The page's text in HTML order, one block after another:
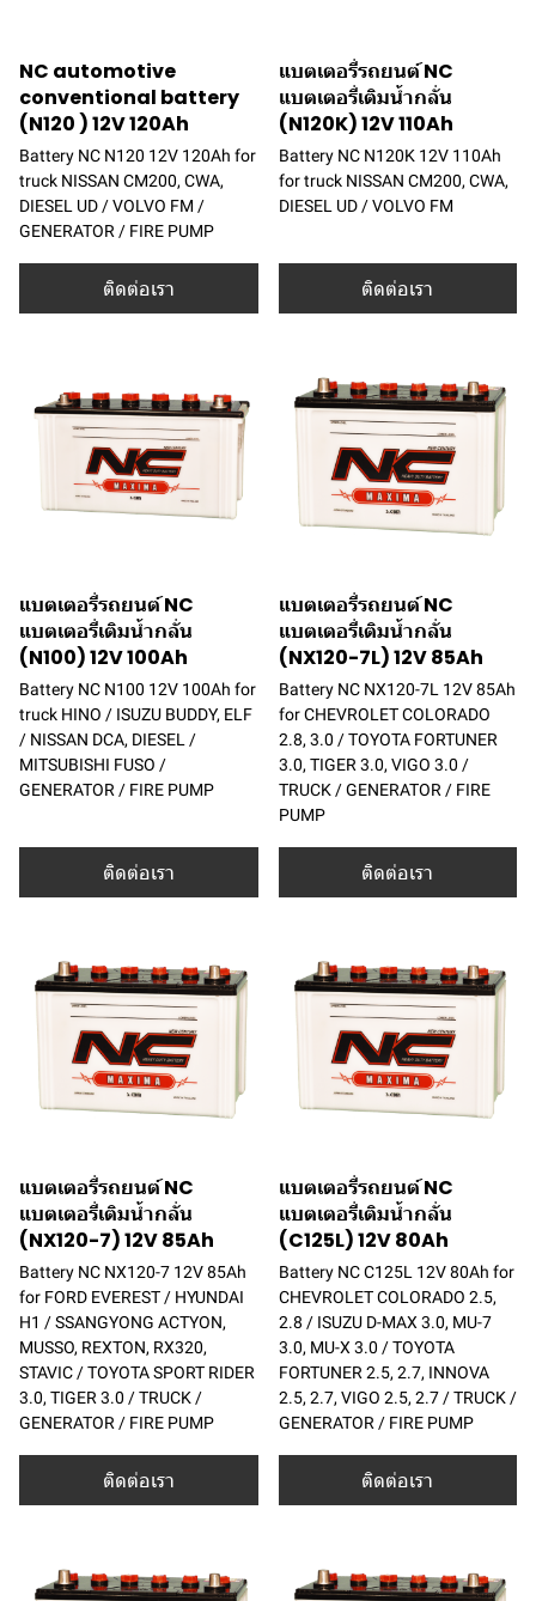
NC automotive
conventional battery
(N120 ) 12V 120Ah
Battery NC N120 12V 120Ah for
truck NISSAN CM200, CWA,
DIESEL UD / VOLVO FM /
GENERATOR / FIRE PUMP
ติดต่อเรา
แบตเตอรี่รถยนต์ NC
แบตเตอรี่เติมน้ำกลั่น
(N120K) 12V 110Ah
Battery NC N120K 12V 110Ah
for truck NISSAN CM200, CWA,
DIESEL UD / VOLVO FM
ติดต่อเรา
แบตเตอรี่รถยนต์ NC
แบตเตอรี่เติมน้ำกลั่น
(N100) 12V 100Ah
Battery NC N100 12V 100Ah for
truck HINO / ISUZU BUDDY, ELF
/ NISSAN DCA, DIESEL /
MITSUBISHI FUSO /
GENERATOR / FIRE PUMP
ติดต่อเรา
แบตเตอรี่รถยนต์ NC
แบตเตอรี่เติมน้ำกลั่น
(NX120-7L) 12V 85Ah
Battery NC NX120-7L 12V 85Ah
for CHEVROLET COLORADO
2.8, 3.0 / TOYOTA FORTUNER
3.0, TIGER 3.0, VIGO 3.0 /
TRUCK / GENERATOR / FIRE
PUMP
ติดต่อเรา
แบตเตอรี่รถยนต์ NC
แบตเตอรี่เติมน้ำกลั่น
(NX120-7) 12V 85Ah
Battery NC NX120-7 12V 85Ah
for FORD EVEREST / HYUNDAI
H1 / SSANGYONG ACTYON,
MUSSO, REXTON, RX320,
STAVIC / TOYOTA SPORT RIDER
3.0, TIGER 3.0 / TRUCK /
GENERATOR / FIRE PUMP
ติดต่อเรา
แบตเตอรี่รถยนต์ NC
แบตเตอรี่เติมน้ำกลั่น
(C125L) 12V 80Ah
Battery NC C125L 12V 80Ah for
CHEVROLET COLORADO 2.5,
2.8 / ISUZU D-MAX 3.0, MU-7
3.0, MU-X 3.0 / TOYOTA
FORTUNER 2.5, 2.7, INNOVA
2.5, 2.7, VIGO 2.5, 2.7 / TRUCK /
GENERATOR / FIRE PUMP
ติดต่อเรา